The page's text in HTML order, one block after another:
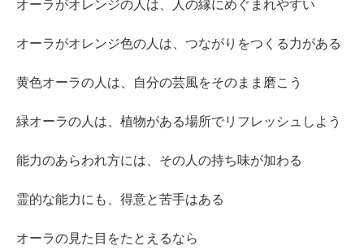
オーラがオレンジの人は、人の縁にめぐまれやすい
オーラがオレンジ色の人は、つながりをつくる力がある
黄色オーラの人は、自分の芸風をそのまま磨こう
緑オーラの人は、植物がある場所でリフレッシュしよう
能力のあらわれ方には、その人の持ち味が加わる
霊的な能力にも、得意と苦手はある
オーラの見た目をたとえるなら